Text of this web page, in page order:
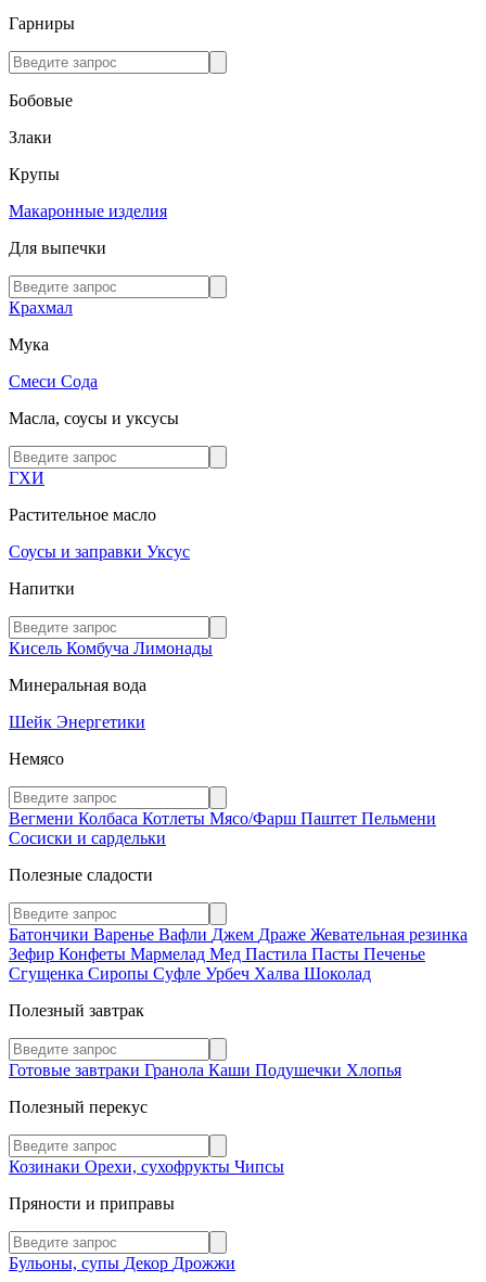
Гарниры
Бобовые
Злаки
Крупы
Макаронные изделия
Для выпечки
Крахмал
Мука
Смеси Сода
Масла, соусы и уксусы
ГХИ
Растительное масло
Соусы и заправки Уксус
Напитки
Кисель Комбуча Лимонады
Минеральная вода
Шейк Энергетики
Немясо
Вегмени Колбаса Котлеты Мясо/Фарш Паштет Пельмени
Сосиски и сардельки
Полезные сладости
Батончики Варенье Вафли Джем Драже Жевательная резинка
Зефир Конфеты Мармелад Мед Пастила Пасты Печенье
Сгущенка Сиропы Суфле Урбеч Халва Шоколад
Полезный завтрак
Готовые завтраки Гранола Каши Подушечки Хлопья
Полезный перекус
Козинаки Орехи, сухофрукты Чипсы
Пряности и приправы
Бульоны, супы Декор Дрожжи